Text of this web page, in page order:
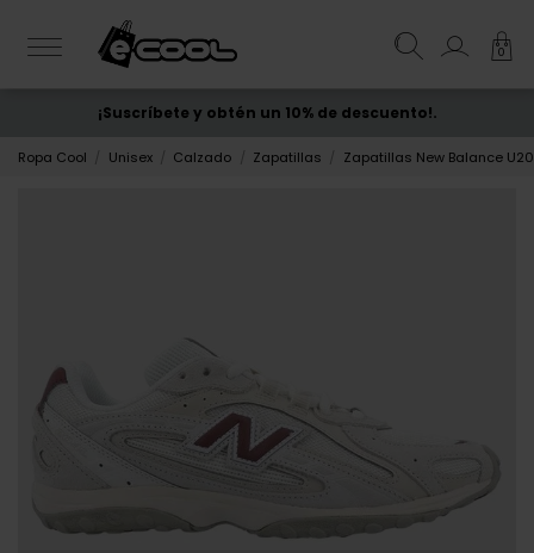
0
ENVÍO GRATIS desde 50€
¡Suscríbete y obtén un 10% de descuento!.
Ropa Cool Unisex Calzado Zapatillas Zapatillas New Balance